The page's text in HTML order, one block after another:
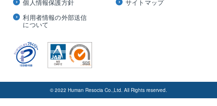
個人情報保護方針
利用者情報の外部送信
について
サイトマップ
© 2022 Human Resocia Co.,Ltd. All Rights reserved.